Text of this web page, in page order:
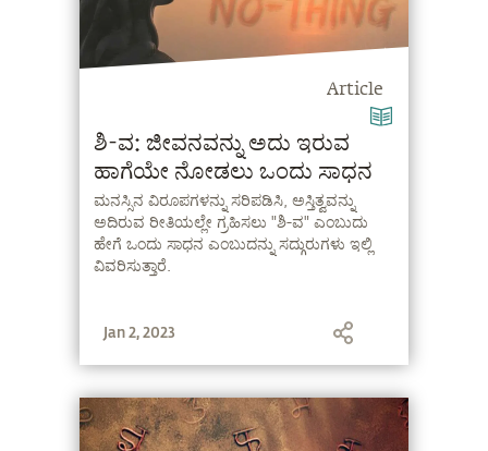
Article
ಶಿ-ವ: ಜೀವನವನ್ನು ಅದು ಇರುವ
ಹಾಗೆಯೇ ನೋಡಲು ಒಂದು ಸಾಧನ
ಮನಸ್ಸಿನ ವಿರೂಪಗಳನ್ನು ಸರಿಪಡಿಸಿ, ಅಸ್ತಿತ್ವವನ್ನು
ಅದಿರುವ ರೀತಿಯಲ್ಲೇ ಗ್ರಹಿಸಲು "ಶಿ-ವ" ಎಂಬುದು
ಹೇಗೆ ಒಂದು ಸಾಧನ ಎಂಬುದನ್ನು ಸದ್ಗುರುಗಳು ಇಲ್ಲಿ
ವಿವರಿಸುತ್ತಾರೆ.
Jan 2, 2023